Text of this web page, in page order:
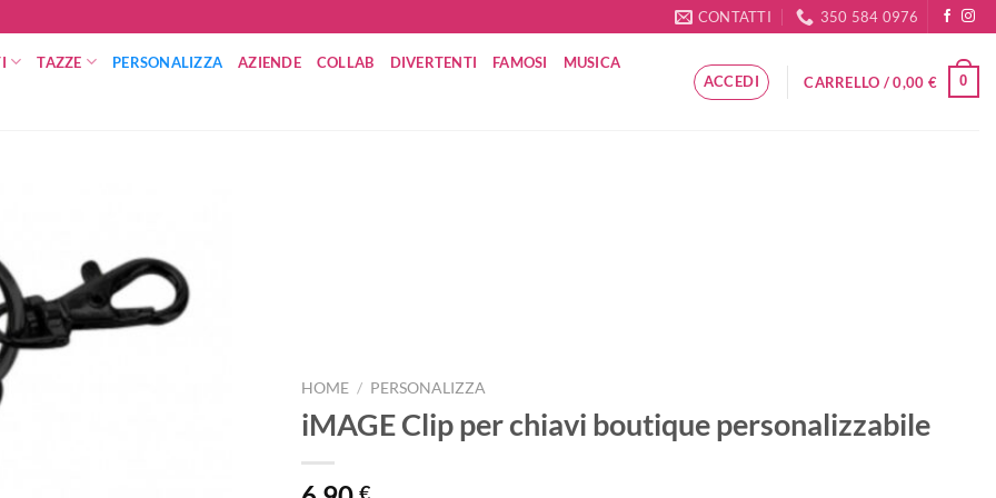
CONTATTI 350 584 0976
TAZZE PERSONALIZZA AZIENDE COLLAB DIVERTENTI FAMOSI MUSICA
ACCEDI CARRELLO /0,00 € 0
HOME / PERSONALIZZA
iMAGE Clip per chiavi boutique personalizzabile
€